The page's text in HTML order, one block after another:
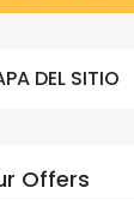
DEL SITIO
Offers